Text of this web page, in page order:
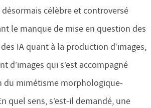
désormais célèbre et controversé
le manque de mise en question des
IA quant à la production d’images,
d’images qui s’est accompagné
du mimétisme morphologique-
quel sens, s’est-il demandé, une